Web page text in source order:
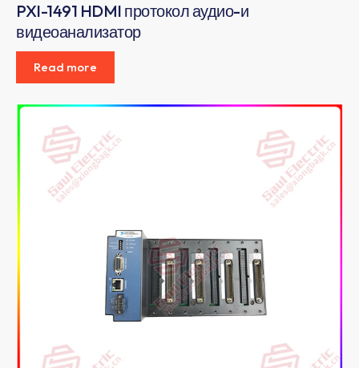
PXI-1491 HDMI протокол аудио-и
видеоанализатор
Read more